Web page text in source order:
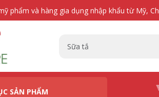
phẩm và hàng gia dụng nhập khẩu từ Mỹ,
SẢN PHẨM